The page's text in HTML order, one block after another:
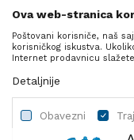
PRATITE NAS
Ova web-stranica
Poštovani korisniče, naš
korisničkog iskustva.
Internet prodavnicu
Detaljnije
Obavezni